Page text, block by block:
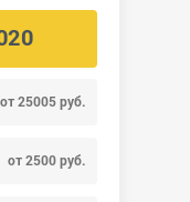
от 25005 руб.
от 2500 руб.